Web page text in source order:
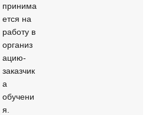
принима
ется на
работу в
организ
ацию-
заказчик
а
обучени
я.